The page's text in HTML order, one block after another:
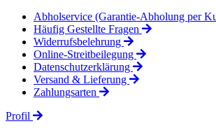
Abholservice (Garantie-Abholung per
Häufig Gestellte Fragen
Widerrufsbelehrung
Online-Streitbeilegung
Datenschutzerklärung
Versand & Lieferung
Zahlungsarten
Profil